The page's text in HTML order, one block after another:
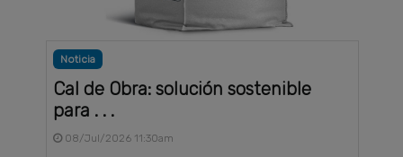
Noticia
Cal de Obra: solución sostenible
para . . .
08/Jul/2026 11:30am